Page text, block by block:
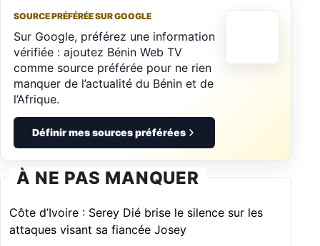
SOURCE PRÉFÉRÉE SUR GOOGLE
Sur Google, préférez une information
vérifiée : ajoutez Bénin Web TV
comme source préférée pour ne rien
manquer de l’actualité du Bénin et de
l’Afrique.
Définir mes sources préférées
À NE PAS MANQUER
Côte d’Ivoire : Serey Dié brise le silence sur les
attaques visant sa fiancée Josey